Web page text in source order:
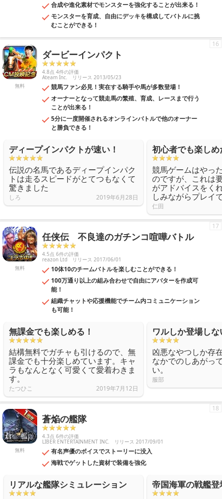
合成や進化素材でモンスターを強化することが出来る！
モンスターを育成、自由にデッキを構成してバトルに挑
むことができる！
無料
ダービーインパクト
4.8点 4件の評価
Ateam Inc. リリース 2013/05/23
競馬ファン必見！実在する騎手や馬が多数登場！
オーナーとなって競走馬の繁殖、育成、レースまで行う
ことが出来る！
5分に一度開催されるオンラインバトルで他のオーナー
と勝負できる！
16
ディープインパクトが速い！
伝説の名馬であるディープインパク
トは走るスピードがとてつもなくて
驚きました
しろ 2019年6月28日
初心者でも楽しめ
競馬ゲームはやっ
のですが、これは
がアドバイスをく
しみながらプレイ
仁田
無料
任侠伝 不良達のガチンコ喧嘩バトル
4.5点 6件の評価
reazon Ltd リリース 2017/06/01
10体10のチームバトルを楽しむことができる！
100万通り以上の組み合わせで自由にアバターを作成可
能！
組織チャットや応援機能でチーム内コミュニケーション
も可能！
17
無課金でも楽しめる！
結構無料でガチャも引けるので、無
課金でも十分楽しめています。キャ
ラもなんとなく可愛くて愛着わきま
す。
たつひこ 2019年7月12日
ワルしか登場しな
凶悪なやつしか存
なかでのしあがっ
い。
服部
無料
蒼焔の艦隊
4.3点 6件の評価
LIBER ENTERTAINMENT INC. リリース 2017/09/01
有名声優のボイスでストーリーに没入
海戦でゲットした資材で装備を強化
18
リアルな艦隊シミュレーション 帝国海軍の戦艦登